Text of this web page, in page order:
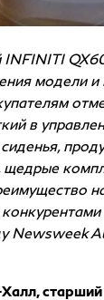
модели и
в
Newsweek